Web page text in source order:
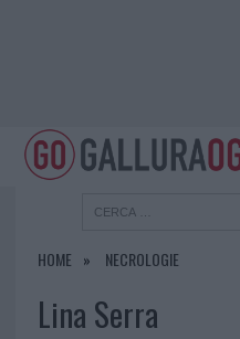
HOME NECROLOGIE
Lina Serra